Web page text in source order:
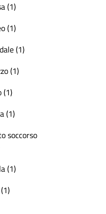
(1)
(1)
(1)
(1)
(1)
(1)
soccorso
(1)